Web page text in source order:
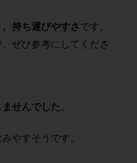
持ち運びやすさ です。
ぜひ参考にしてくださ
せんでした
やすそうです。